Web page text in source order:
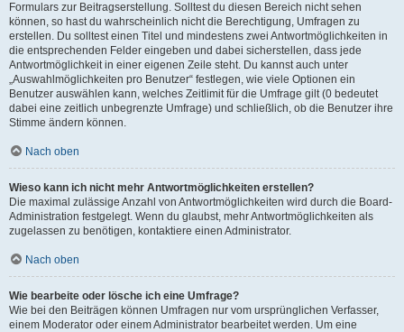
Formulars zur Beitragserstellung. Solltest du diesen Bereich nicht sehen
können, so hast du wahrscheinlich nicht die Berechtigung, Umfragen zu
erstellen. Du solltest einen Titel und mindestens zwei Antwortmöglichkeiten in
die entsprechenden Felder eingeben und dabei sicherstellen, dass jede
Antwortmöglichkeit in einer eigenen Zeile steht. Du kannst auch unter
„Auswahlmöglichkeiten pro Benutzer“ festlegen, wie viele Optionen ein
Benutzer auswählen kann, welches Zeitlimit für die Umfrage gilt (0 bedeutet
dabei eine zeitlich unbegrenzte Umfrage) und schließlich, ob die Benutzer ihre
Stimme ändern können.
Nach oben
Wieso kann ich nicht mehr Antwortmöglichkeiten erstellen?
Die maximal zulässige Anzahl von Antwortmöglichkeiten wird durch die Board-
Administration festgelegt. Wenn du glaubst, mehr Antwortmöglichkeiten als
zugelassen zu benötigen, kontaktiere einen Administrator.
Nach oben
Wie bearbeite oder lösche ich eine Umfrage?
Wie bei den Beiträgen können Umfragen nur vom ursprünglichen Verfasser,
einem Moderator oder einem Administrator bearbeitet werden. Um eine